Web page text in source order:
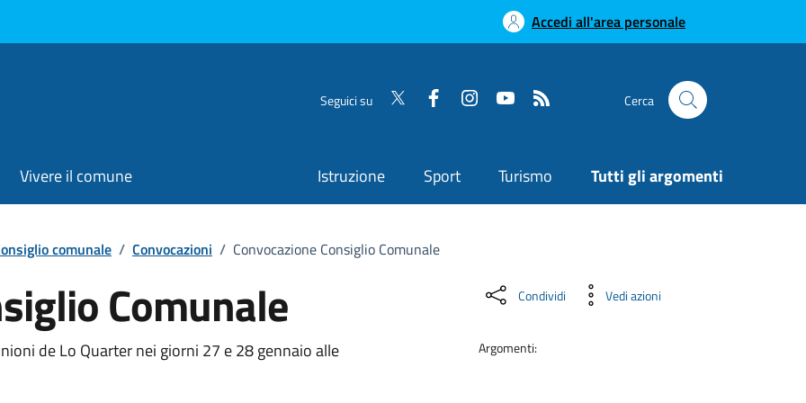
Accedi all'area personale
Seguici su Cerca
Vivere il comune Istruzione Sport Turismo Tutti gli argomenti
comunale / Convocazioni / Convocazione Consiglio Comunale
Comunale
de Lo Quarter nei giorni 27 e 28 gennaio alle
Condividi Vedi azioni
Argomenti: